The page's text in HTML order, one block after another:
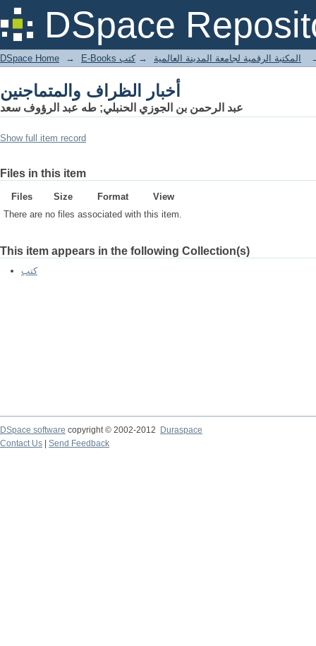
DSpace
أخبار الظراف والمتماجنين
DSpace Home → E-Books المكتبة الرقمية لجامعة المدينة العالمية → كتب
أخبار الظراف والمتماجنين
عبد الرحمن بن الجوزي الحنبلي; طه عبد الرؤوف سعد
Show full item record
Files in this item
Files Size Format
View
There are no files associated with this item.
This item appears in the following Collection(s)
كتب
DSpace software copyright © 2002-2012
Duraspace
Contact Us
Send Feedback